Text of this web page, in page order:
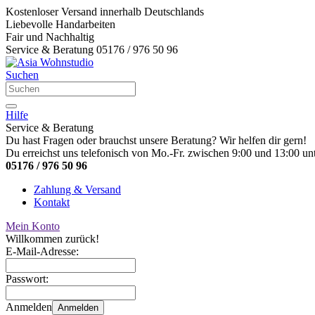
Kostenloser Versand innerhalb Deutschlands
Liebevolle Handarbeiten
Fair und Nachhaltig
Service & Beratung 05176 / 976 50 96
Suchen
Hilfe
Service & Beratung
Du hast Fragen oder brauchst unsere Beratung? Wir helfen dir gern!
Du erreichst uns telefonisch von Mo.-Fr. zwischen 9:00 und 13:00
05176 / 976 50 96
Zahlung & Versand
Kontakt
Mein Konto
Willkommen zurück!
E-Mail-Adresse:
Passwort:
Anmelden Anmelden